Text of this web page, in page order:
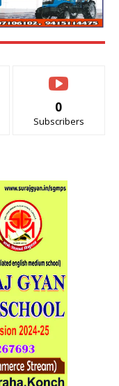
0
Subscribers